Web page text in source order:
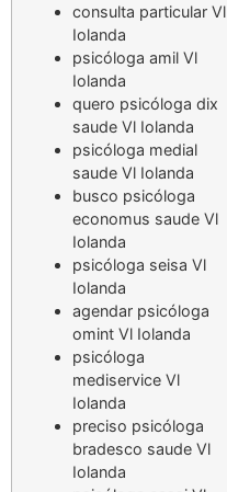
consulta particular Vl
Iolanda
psicóloga amil Vl
Iolanda
quero psicóloga dix
saude Vl Iolanda
psicóloga medial
saude Vl Iolanda
busco psicóloga
economus saude Vl
Iolanda
psicóloga seisa Vl
Iolanda
agendar psicóloga
omint Vl Iolanda
psicóloga
mediservice Vl
Iolanda
preciso psicóloga
bradesco saude Vl
Iolanda